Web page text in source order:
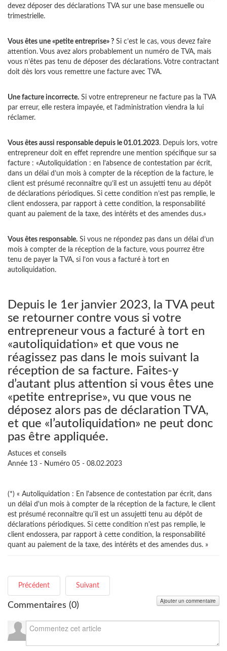
devez déposer des déclarations TVA sur une base mensuelle ou
trimestrielle.
Vous êtes une «petite entreprise» ? Si c’est le cas, vous devez faire
attention. Vous avez alors probablement un numéro de TVA, mais
vous n’êtes pas tenu de déposer des déclarations. Votre contractant
doit dès lors vous remettre une facture avec TVA.
Une facture incorrecte. Si votre entrepreneur ne facture pas la TVA
par erreur, elle restera impayée, et l’administration viendra la lui
réclamer.
Vous êtes aussi responsable depuis le 01.01.2023. Depuis lors, votre
entrepreneur doit en effet reprendre une mention spécifique sur sa
facture : «Autoliquidation : en l’absence de contestation par écrit,
dans un délai d’un mois à compter de la réception de la facture, le
client est présumé reconnaître qu’il est un assujetti tenu au dépôt
de déclarations périodiques. Si cette condition n’est pas remplie, le
client endossera, par rapport à cette condition, la responsabilité
quant au paiement de la taxe, des intérêts et des amendes dus.»
Vous êtes responsable. Si vous ne répondez pas dans un délai d’un
mois à compter de la réception de la facture, vous pourrez être
tenu de payer la TVA, si l’on vous a facturé à tort en
autoliquidation.
Depuis le 1er janvier 2023, la TVA peut
se retourner contre vous si votre
entrepreneur vous a facturé à tort en
«autoliquidation» et que vous ne
réagissez pas dans le mois suivant la
réception de sa facture. Faites-y
d’autant plus attention si vous êtes une
«petite entreprise», vu que vous ne
déposez alors pas de déclaration TVA,
et que «l’autoliquidation» ne peut donc
pas être appliquée.
Astuces et conseils
Année 13 - Numéro 05 - 08.02.2023
(*) « Autoliquidation : En l'absence de contestation par écrit, dans
un délai d'un mois à compter de la réception de la facture, le client
est présumé reconnaître qu'il est un assujetti tenu au dépôt de
déclarations périodiques. Si cette condition n'est pas remplie, le
client endossera, par rapport à cette condition, la responsabilité
quant au paiement de la taxe, des intérêts et des amendes dus. »
Précédent Suivant
Commentaires (0) Ajouter un commentaire